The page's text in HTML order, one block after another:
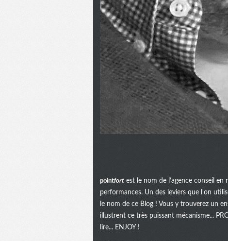
pointfort est le nom de l’agence conseil
performances. Un des leviers que l'on
le nom de ce Blog ! Vous y trouverez un
illustrent ce très puissant mécanisme...
lire... ENJOY !